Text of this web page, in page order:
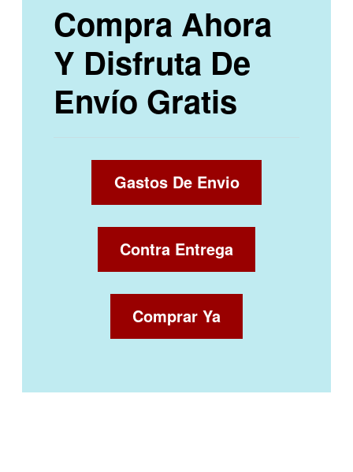
Compra Ahora
Y Disfruta De
Envío Gratis
Gastos De Envio
Contra Entrega
Comprar Ya